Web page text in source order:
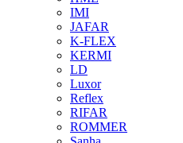
IMI
JAFAR
K-FLEX
KERMI
LD
Luxor
Reflex
RIFAR
ROMMER